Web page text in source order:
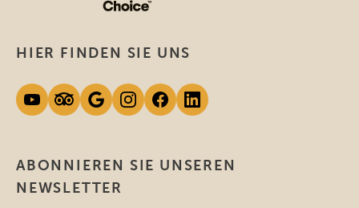
ABONNIEREN SIE UNSEREN
NEWSLETTER
HIER FINDEN SIE UNS